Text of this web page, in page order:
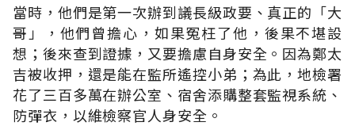
當時，他們是第一次辦到議長級政要、真正的「大
哥」，他們曾擔心，如果冤枉了他，後果不堪設
想；後來查到證據，又要擔慮自身安全。因為鄭太
吉被收押，還是能在監所遙控小弟；為此，地檢署
花了三百多萬在辦公室、宿舍添購整套監視系統、
防彈衣，以維檢察官人身安全。